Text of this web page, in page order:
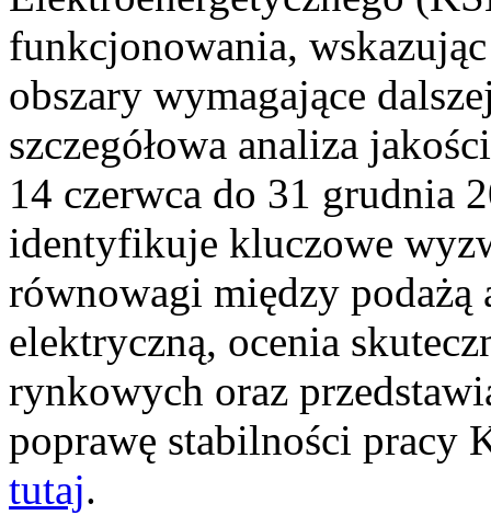
funkcjonowania,
obszary wymagające
szczegółowa analiza
14 czerwca do 31 grudnia
identyfikuje kluczowe
równowagi między podażą
elektryczną, ocenia
rynkowych oraz
poprawę stabilności pracy
tutaj.